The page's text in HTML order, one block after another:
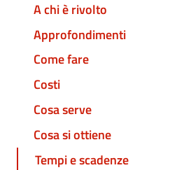
A chi è rivolto
Approfondimenti
Come fare
Costi
Cosa serve
Cosa si ottiene
Tempi e scadenze